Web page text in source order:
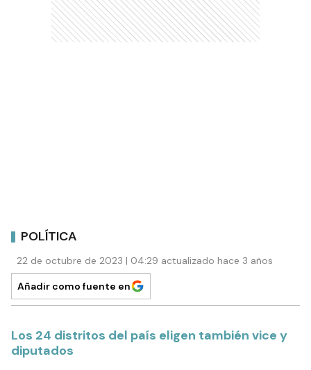
POLÍTICA
22 de octubre de 2023 | 04:29 actualizado hace 3 años
Añadir como fuente en
Los 24 distritos del país eligen también vice y
diputados